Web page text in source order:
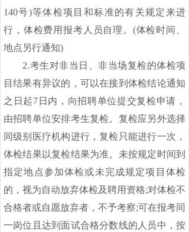
140号)等体检项目和标准的有关规定来进
行，体检费用报考人员自理。(体检时间、
地点另行通知)
2.考生对非当日、非当场复检的体检项
目结果有异议的，可以在接到体检结论通知
之日起7日内，向招聘单位提交复检申请，
由招聘单位安排考生复检。复检应另外选择
同级别医疗机构进行，复检只能进行一次，
体检结果以复检结果为准。未按规定时间到
指定地点参加体检或未完成规定项目体检
的，视为自动放弃体检及聘用资格;对体检不
合格者或自愿放弃者，不予考察;可在报考同
一岗位且达到面试合格分数线的人员中，按